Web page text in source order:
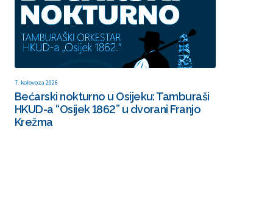
7. kolovoza 2026
Bećarski nokturno u Osijeku: Tamburaši
HKUD-a “Osijek 1862” u dvorani Franjo
Krežma